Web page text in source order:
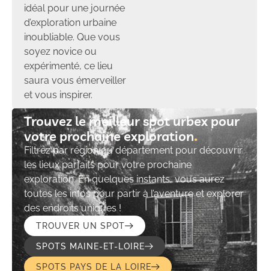
idéal pour une journée
d’exploration urbaine
inoubliable. Que vous
soyez novice ou
expérimenté, ce lieu
saura vous émerveiller
et vous inspirer.
Trouvez le meilleur spot urbex pour
votre prochaine exploration​
Filtrez par région ou département pour découvrir
les lieux parfaits pour votre prochaine
exploration. En quelques instants, vous aurez
toutes les infos pour partir à l’aventure et explorer
des endroits uniques !
TROUVER UN SPOT
SPOTS MAINE-ET-LOIRE
SPOTS PAYS DE LA LOIRE